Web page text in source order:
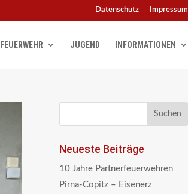
Datenschutz Impressum
FEUERWEHR JUGEND INFORMATIONEN
Neueste Beiträge
10 Jahre Partnerfeuerwehren
Pirna-Copitz – Eisenerz